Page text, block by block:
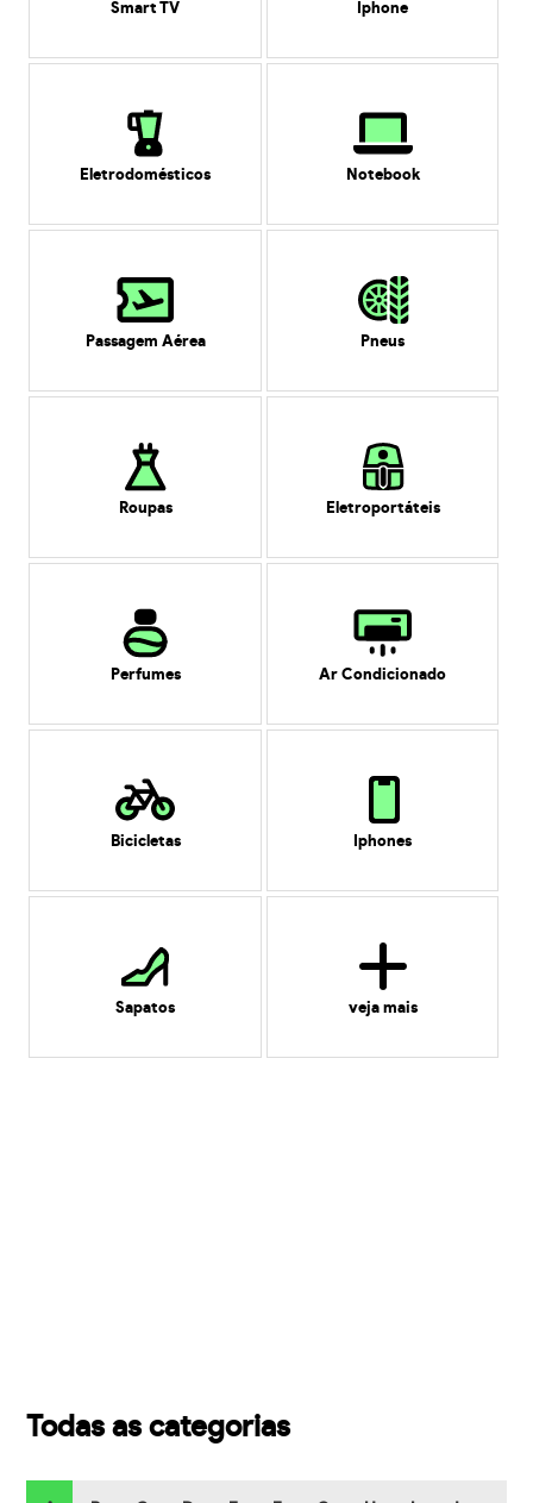
Smart TV Iphone
Eletrodomésticos Notebook
Passagem Aérea Pneus
Roupas Eletroportáteis
Perfumes Ar Condicionado
Bicicletas Iphones
Sapatos veja mais
Todas as categorias